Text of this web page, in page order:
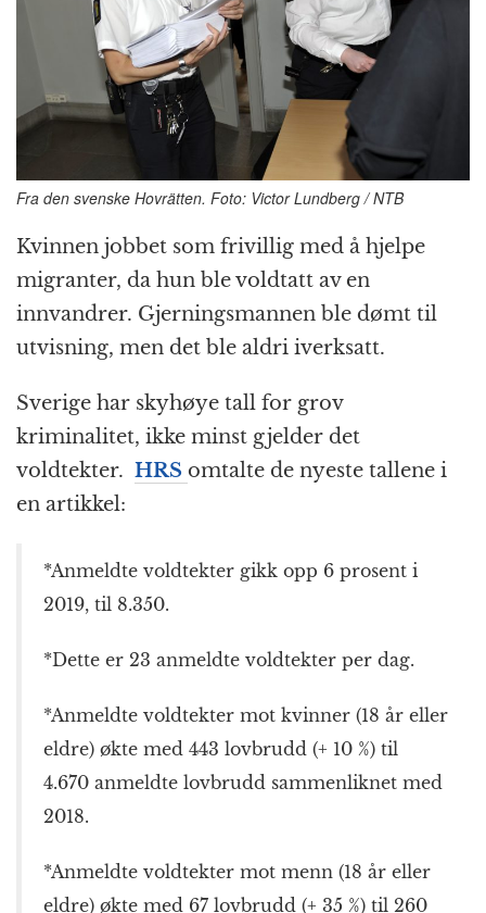
e
r
p
at m
Fra den svenske Hovrätten. Foto: Victor Lundberg / NTB
Kvinnen jobbet som frivillig med å hjelpe
migranter, da hun ble voldtatt av en
innvandrer. Gjerningsmannen ble dømt til
utvisning, men det ble aldri iverksatt.
Sverige har skyhøye tall for grov
kriminalitet, ikke minst gjelder det
voldtekter. HRS omtalte de nyeste tallene i
en artikkel:
*Anmeldte voldtekter gikk opp 6 prosent i
2019, til 8.350.
*Dette er 23 anmeldte voldtekter per dag.
*Anmeldte voldtekter mot kvinner (18 år eller
eldre) økte med 443 lovbrudd (+ 10 %) til
4.670 anmeldte lovbrudd sammenliknet med
2018.
*Anmeldte voldtekter mot menn (18 år eller
eldre) økte med 67 lovbrudd (+ 35 %) til 260